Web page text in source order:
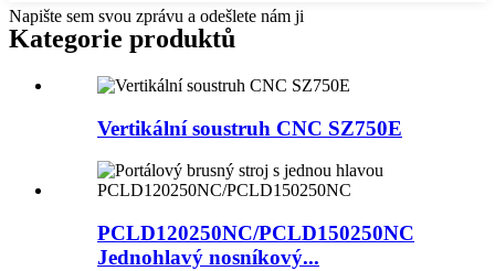
Napište sem svou zprávu a odešlete nám ji
Kategorie produktů
Vertikální soustruh CNC SZ750E
PCLD120250NC/PCLD150250NC
Jednohlavý nosníkový...